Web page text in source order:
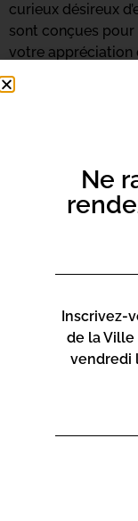
curieux désireux
sont conçues
votre appréciation
Ne
Inscrivez-
de la Ville
vendredi